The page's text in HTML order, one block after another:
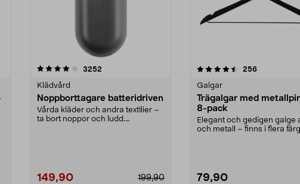
3252
Klädvård
Noppborttagare batteridriven
Vårda kläder och andra textilier –
ta bort noppor och ludd.
199,90
149,90
4.5av 5 stjärnor 256recensioner
Galgar
Trägalgar med
8-pack
Elegant och gedigen galge
och metall – finns i flera
79,90
4.0av 5 stjärnor